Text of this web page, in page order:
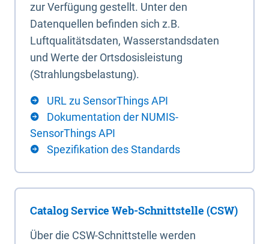
zur Verfügung gestellt. Unter den
Datenquellen befinden sich z.B.
Luftqualitätsdaten, Wasserstandsdaten
und Werte der Ortsdosisleistung
(Strahlungsbelastung).
URL zu SensorThings API
Dokumentation der NUMIS-
SensorThings API
Spezifikation des Standards
Catalog Service Web-Schnittstelle (CSW)
Über die CSW-Schnittstelle werden